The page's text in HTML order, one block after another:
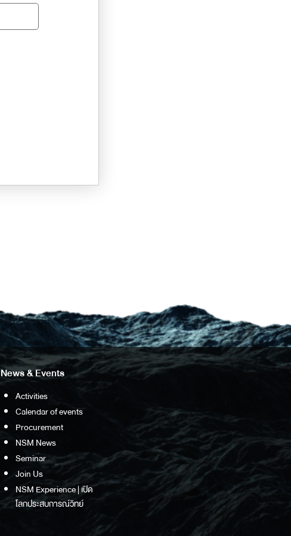
News & Events
Activities
Calendar of events
Procurement
NSM News
Seminar
Join Us
NSM Experience | เปิด
โลกประสบการณ์วิทย์